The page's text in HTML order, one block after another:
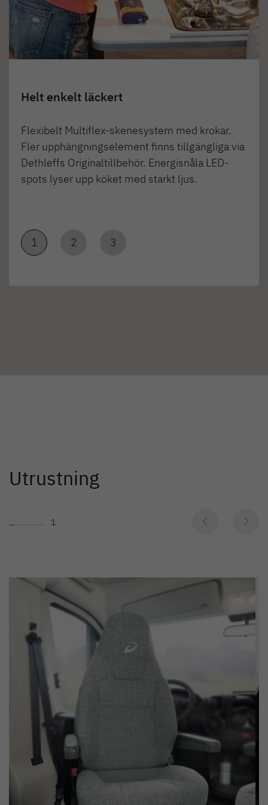
Helt enkelt läckert
Flexibelt Multiflex-skenesystem med krokar.
Fler upphängningselement finns tillgängliga via
Dethleffs Originaltillbehör. Energisnåla LED-
spots lyser upp köket med starkt ljus.
1 2 3
Utrustning
1